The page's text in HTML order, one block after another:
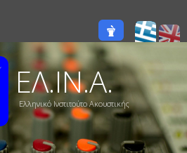
ΕΛ.ΙΝ.Α.
Ελληνικό Ινστιτούτο Ακουστικής